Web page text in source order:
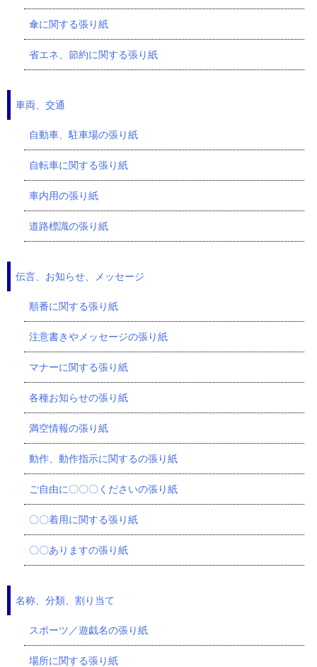
傘に関する張り紙
省エネ、節約に関する張り紙
車両、交通
自動車、駐車場の張り紙
自転車に関する張り紙
車内用の張り紙
道路標識の張り紙
伝言、お知らせ、メッセージ
順番に関する張り紙
注意書きやメッセージの張り紙
マナーに関する張り紙
各種お知らせの張り紙
満空情報の張り紙
動作、動作指示に関するの張り紙
ご自由に〇〇〇くださいの張り紙
〇〇着用に関する張り紙
〇〇ありますの張り紙
名称、分類、割り当て
スポーツ／遊戯名の張り紙
場所に関する張り紙